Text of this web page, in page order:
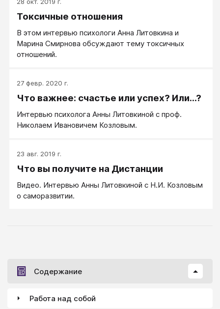
Токсичные отношения
В этом интервью психологи Анна Литовкина и
Марина Смирнова обсуждают тему токсичных
отношений.
27 февр. 2020 г.
Что важнее: счастье или успех? Или...?
Интервью психолога Анны Литовкиной с проф.
Николаем Ивановичем Козловым.
23 авг. 2019 г.
Что вы получите на Дистанции
Видео. Интервью Анны Литовкиной с Н.И. Козловым
о саморазвитии.
Содержание
Работа над собой